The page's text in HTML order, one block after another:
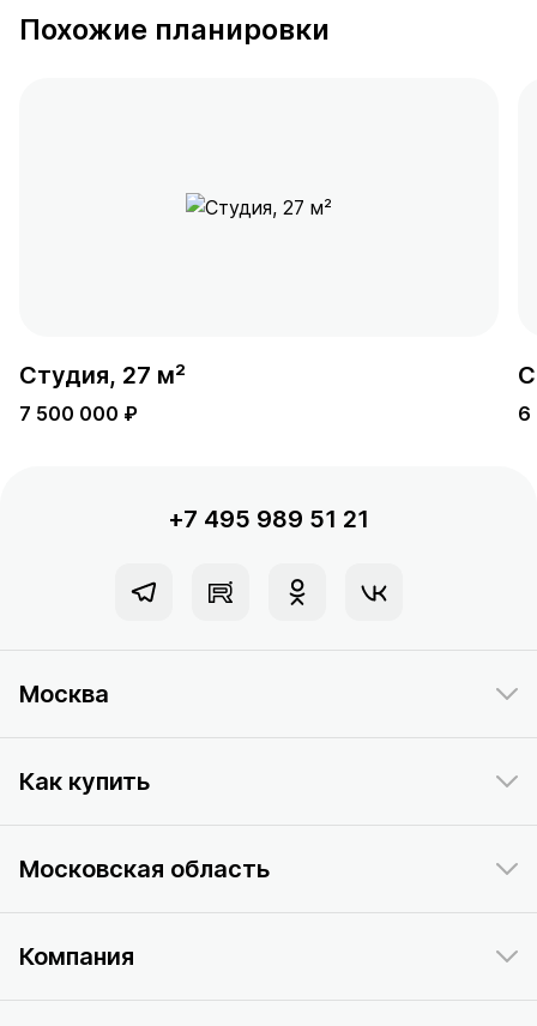
Похожие планировки
Студия, 27 м²
7 500 000 ₽ 6
+7 495 989 51 21
Москва
Как купить
Московская область
Компания